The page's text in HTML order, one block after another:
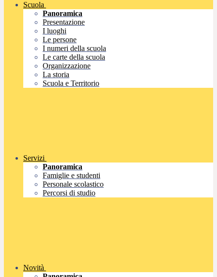
Scuola
Panoramica
Presentazione
I luoghi
Le persone
I numeri della scuola
Le carte della scuola
Organizzazione
La storia
Scuola e Territorio
Servizi
Panoramica
Famiglie e studenti
Personale scolastico
Percorsi di studio
Novità